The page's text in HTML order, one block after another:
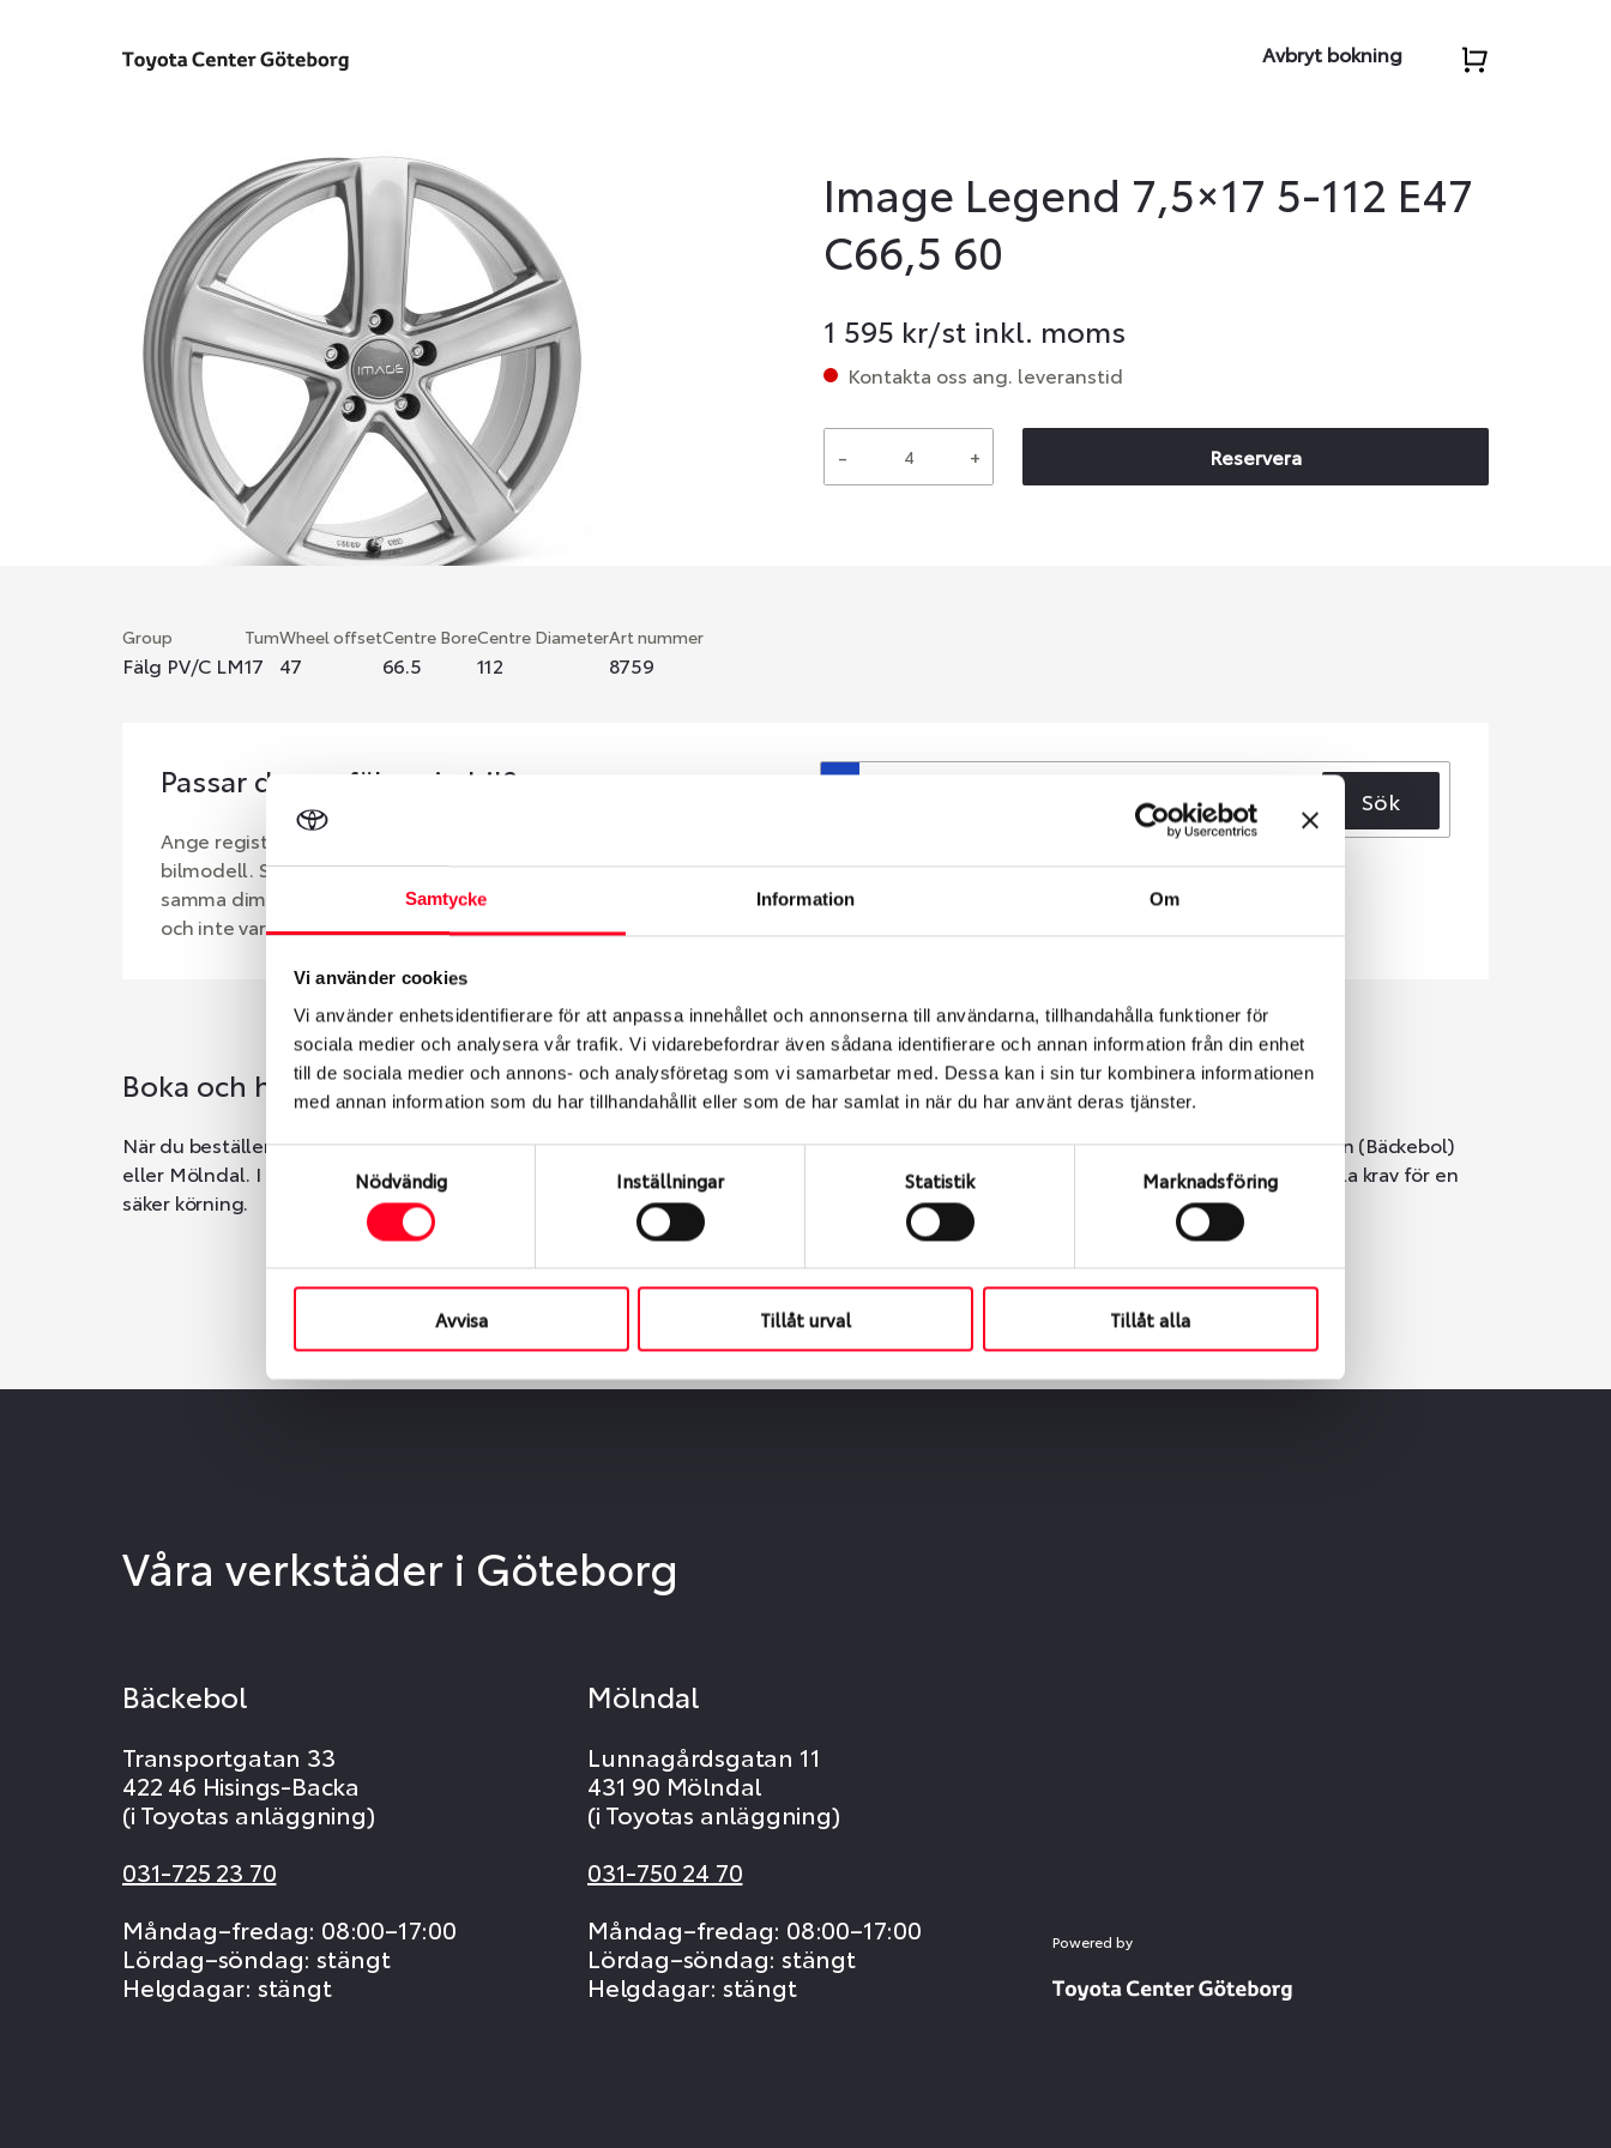
Samtycke Information Om
Vi använder cookies
Vi använder enhetsidentifierare för att anpassa innehållet och annonserna till användarna, tillhandahålla funktioner för
sociala medier och analysera vår trafik. Vi vidarebefordrar även sådana identifierare och annan information från din enhet
till de sociala medier och annons- och analysföretag som vi samarbetar med. Dessa kan i sin tur kombinera informationen
med annan information som du har tillhandahållit eller som de har samlat in när du har använt deras tjänster.
Samtyckesval
Nödvändig Inställningar Statistik Marknadsföring
Avvisa Tillåt urval Tillåt alla
Avbryt bokning
Image Legend 7,5×17 5-112 E47
C66,5 60
1 595 kr/st inkl. moms
Kontakta oss ang. leveranstid
- + Reservera
Group
Fälg PV/C LM
Tum
17
Wheel offset
47
Centre Bore
66.5
Centre Diameter
112
Art nummer
8759
Passar denna fälg min bil?
Ange registreringsnummer för att se om den fälg du valt passar din
bilmodell. Se till att kolla en extra gång så att däck och fälg har
samma dimensioner. Ibland kan fälgen ha bytts ut under årens lopp
och inte vara samma dimension som bilen hade ut från fabrik.
Sök
Boka och hämta hos Däckspecialen
När du beställer dina nya däck eller fälgar hos oss levereras de direkt till någon av våra däckverkstäder i Göteborg. Välj mellan Hisingen (Bäckebol)
eller Mölndal. I beställningen anger du datum och tid för upphämtning eller service. När vi byter dina däck ser vi till att de uppfyller alla krav för en
säker körning.
Våra verkstäder i Göteborg
Bäckebol
Transportgatan 33
422 46 Hisings-Backa
(i Toyotas anläggning)
031-725 23 70
Måndag–fredag: 08:00–17:00
Lördag–söndag: stängt
Helgdagar: stängt
Mölndal
Lunnagårdsgatan 11
431 90 Mölndal
(i Toyotas anläggning)
031-750 24 70
Måndag–fredag: 08:00–17:00
Lördag–söndag: stängt
Helgdagar: stängt
Powered by